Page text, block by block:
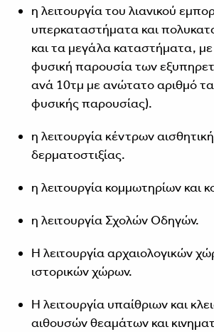
η λειτουργία του λιανικού
υπερκαταστήματα και
και τα μεγάλα καταστήματα,
φυσική παρουσία των
ανά 10τμ με ανώτατο αριθμό
φυσικής παρουσίας).
η λειτουργία κέντρων
δερματοστιξίας.
η λειτουργία κομμωτηρίων και
η λειτουργία Σχολών Οδηγών.
Η λειτουργία αρχαιολογικών
ιστορικών χώρων.
Η λειτουργία υπαίθριων και
αιθουσών θεαμάτων και